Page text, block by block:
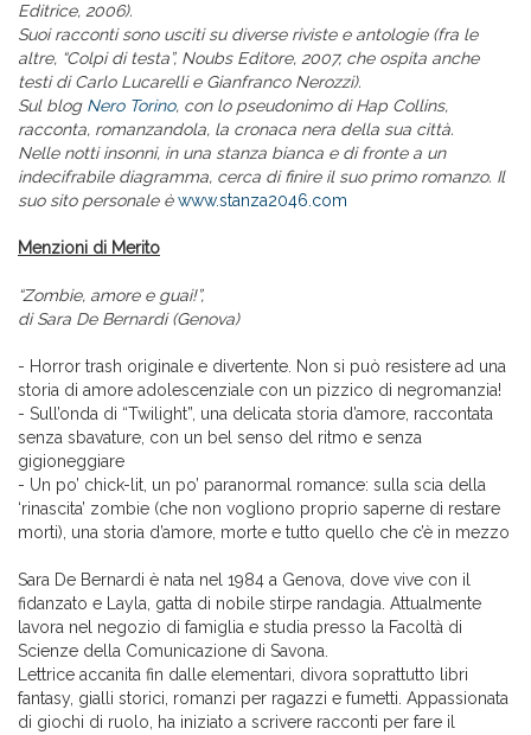
Editrice, 2006).
Suoi racconti sono usciti su diverse riviste e antologie (fra le
altre, “Colpi di testa”, Noubs Editore, 2007, che ospita anche
testi di Carlo Lucarelli e Gianfranco Nerozzi).
Sul blog Nero Torino, con lo pseudonimo di Hap Collins,
racconta, romanzandola, la cronaca nera della sua città.
Nelle notti insonni, in una stanza bianca e di fronte a un
indecifrabile diagramma, cerca di finire il suo primo romanzo. Il
suo sito personale èwww.stanza2046.com
Menzioni di Merito
“Zombie, amore e guai!”,
di Sara De Bernardi (Genova)
- Horror trash originale e divertente. Non si può resistere ad una
storia di amore adolescenziale con un pizzico di negromanzia!
- Sull’onda di “Twilight”, una delicata storia d’amore, raccontata
senza sbavature, con un bel senso del ritmo e senza
gigioneggiare
- Un po’ chick-lit, un po’ paranormal romance: sulla scia della
‘rinascita’ zombie (che non vogliono proprio saperne di restare
morti), una storia d’amore, morte e tutto quello che c’è in mezzo
Sara De Bernardi è nata nel 1984 a Genova, dove vive con il
fidanzato e Layla, gatta di nobile stirpe randagia. Attualmente
lavora nel negozio di famiglia e studia presso la Facoltà di
Scienze della Comunicazione di Savona.
Lettrice accanita fin dalle elementari, divora soprattutto libri
fantasy, gialli storici, romanzi per ragazzi e fumetti. Appassionata
di giochi di ruolo, ha iniziato a scrivere racconti per fare il